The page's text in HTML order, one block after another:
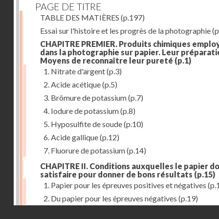
PAGE DE TITRE
TABLE DES MATIÈRES (p.197)
Essai sur l'histoire et les progrès de la photographie
CHAPITRE PREMIER. Produits chimiques
dans la photographie sur papier. Leur
Moyens de reconnaître leur pureté (p.1)
1. Nitrate d'argent(p.3)
2. Acide acétique(p.5)
3. Brômure de potassium(p.7)
4. Iodure de potassium(p.8)
5. Hyposulfite de soude(p.10)
6. Acide gallique(p.12)
7. Fluorure de potassium(p.14)
CHAPITRE II. Conditions auxquelles le papier
satisfaire pour donner de bons résultats (p.15)
1. Papier pour les épreuves positives et négatives
2. Du papier pour les épreuves négatives (p.19)